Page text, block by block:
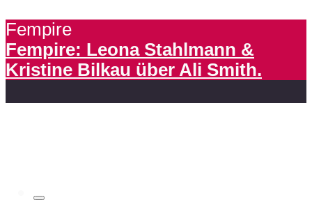
Fempire
Fempire: Leona Stahlmann &
Kristine Bilkau über Ali Smith.